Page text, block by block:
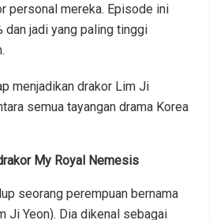
personal mereka. Episode ini
dan jadi yang paling tinggi
menjadikan drakor Lim Ji
semua tayangan drama Korea
My Royal Nemesis
seorang perempuan bernama
Ji Yeon). Dia dikenal sebagai